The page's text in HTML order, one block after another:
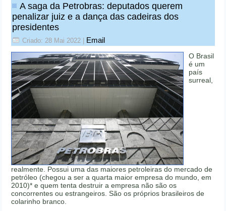
A saga da Petrobras: deputados querem
penalizar juiz e a dança das cadeiras dos
presidentes
Criado: 28 Mai 2022 Email
O Brasil
é um
país
surreal,
realmente. Possui uma das maiores petroleiras do mercado de
petróleo (chegou a ser a quarta maior empresa do mundo, em
2010)* e quem tenta destruir a empresa não são os
concorrentes ou estrangeiros. São os próprios brasileiros de
colarinho branco.